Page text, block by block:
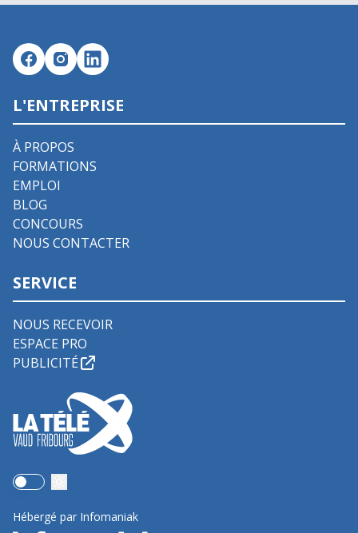
L'ENTREPRISE
À PROPOS
FORMATIONS
EMPLOI
BLOG
CONCOURS
NOUS CONTACTER
SERVICE
NOUS RECEVOIR
ESPACE PRO
PUBLICITÉ
Use setting
Hébergé par Infomaniak